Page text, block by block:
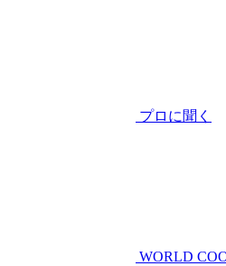
プロに聞く
WORLD